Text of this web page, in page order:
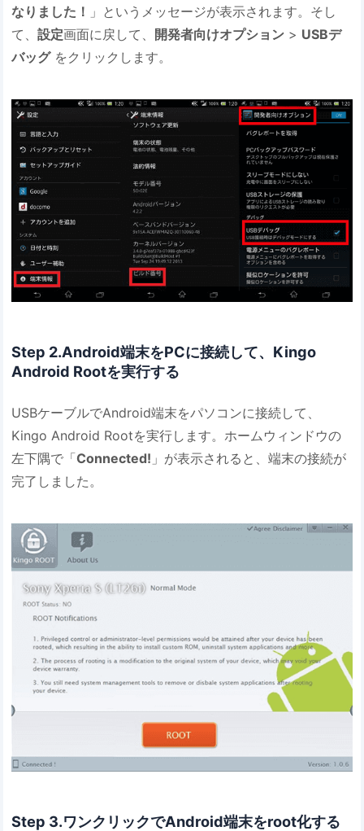
なりました！ 」というメッセージが表示されます。そし
て、設定画面に戻して、 開発者向けオプション > USBデ
バッグをクリックします。
Step 2.Android端末をPCに接続して、Kingo
Android Rootを実行する
USBケーブルでAndroid端末をパソコンに接続して、
Kingo Android Rootを実行します。ホームウィンドウの
左下隅で「Connected! 」が表示されると、端末の接続が
完了しました。
Step 3.ワンクリックでAndroid端末をroot化する